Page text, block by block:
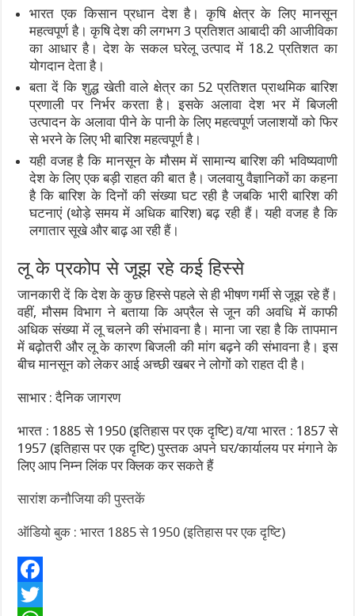
भारत एक किसान प्रधान देश है। कृषि क्षेत्र के लिए मानसून
महत्वपूर्ण है। कृषि देश की लगभग 3 प्रतिशत आबादी की आजीविका
का आधार है। देश के सकल घरेलू उत्पाद में 18.2 प्रतिशत का
योगदान देता है।
बता दें कि शुद्ध खेती वाले क्षेत्र का 52 प्रतिशत प्राथमिक बारिश
प्रणाली पर निर्भर करता है। इसके अलावा देश भर में बिजली
उत्पादन के अलावा पीने के पानी के लिए महत्वपूर्ण जलाशयों को फिर
से भरने के लिए भी बारिश महत्वपूर्ण है।
यही वजह है कि मानसून के मौसम में सामान्य बारिश की भविष्यवाणी
देश के लिए एक बड़ी राहत की बात है। जलवायु वैज्ञानिकों का कहना
है कि बारिश के दिनों की संख्या घट रही है जबकि भारी बारिश की
घटनाएं (थोड़े समय में अधिक बारिश) बढ़ रही हैं। यही वजह है कि
लगातार सूखे और बाढ़ आ रही हैं।
लू के प्रकोप से जूझ रहे कई हिस्से
जानकारी दें कि देश के कुछ हिस्से पहले से ही भीषण गर्मी से जूझ रहे हैं।
वहीं, मौसम विभाग ने बताया कि अप्रैल से जून की अवधि में काफी
अधिक संख्या में लू चलने की संभावना है। माना जा रहा है कि तापमान
में बढ़ोतरी और लू के कारण बिजली की मांग बढ़ने की संभावना है। इस
बीच मानसून को लेकर आई अच्छी खबर ने लोगों को राहत दी है।
साभार : दैनिक जागरण
भारत : 1885 से 1950 (इतिहास पर एक दृष्टि) व/या भारत : 1857 से
1957 (इतिहास पर एक दृष्टि) पुस्तक अपने घर/कार्यालय पर मंगाने के
लिए आप निम्न लिंक पर क्लिक कर सकते हैं
सारांश कनौजिया की पुस्तकें
ऑडियो बुक : भारत 1885 से 1950 (इतिहास पर एक दृष्टि)
F